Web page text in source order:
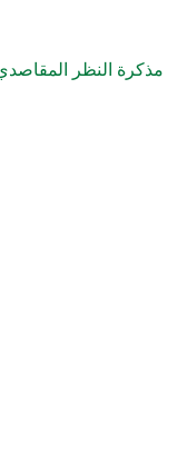
مذكرة النظر